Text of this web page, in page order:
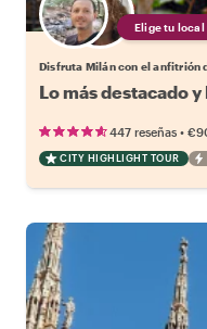
Elige tu
Disfruta Milán con el anfitrión
Lo más destacado
447 reseñas •
CITY HIGHLIGHT TOUR